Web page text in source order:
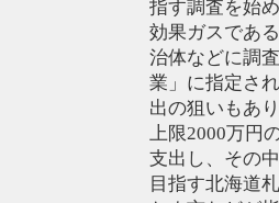
指す調査を始
効果ガスであ
治体などに調
業」に指定さ
出の狙いもあ
上限2000万円
支出し、その
目指す北海道